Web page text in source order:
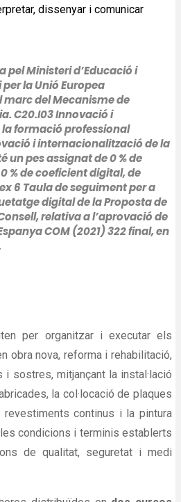
dissenyar i comunicar
pel Ministeri d’Educació i
la Unió Europea
marc del Mecanisme de
C20.I03 Innovació i
formació professional
i internacionalització de la
un pes assignat de 0 % de
% de coeficient digital, de
6 Taula de seguiment per a
digital de la Proposta de
relativa a l’aprovació de
COM (2021) 322 final, en
per organitzar i executar els
obra nova, reforma i rehabilitació,
sostres, mitjançant la instal·lació
la col·locació de plaques
revestiments continus i la pintura
condicions i terminis establerts
de qualitat, seguretat i medi